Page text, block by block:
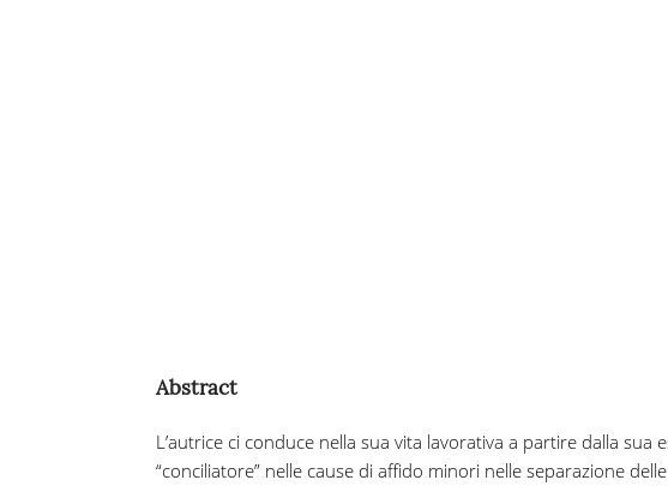
Abstract
L’autrice ci conduce nella sua vita lavorativa a partire dalla
“conciliatore” nelle cause di affido minori nelle separazione